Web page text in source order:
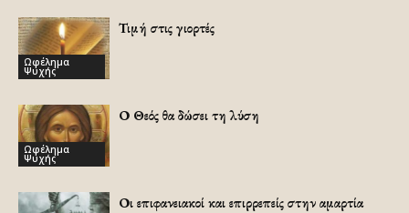
Ωφέλημα
Ψυχής
Τιμή στις γιορτές
Ωφέλημα
Ψυχής
Ο Θεός θα δώσει τη λύση
Οι επιφανειακοί και επιρρεπείς στην αμαρτία